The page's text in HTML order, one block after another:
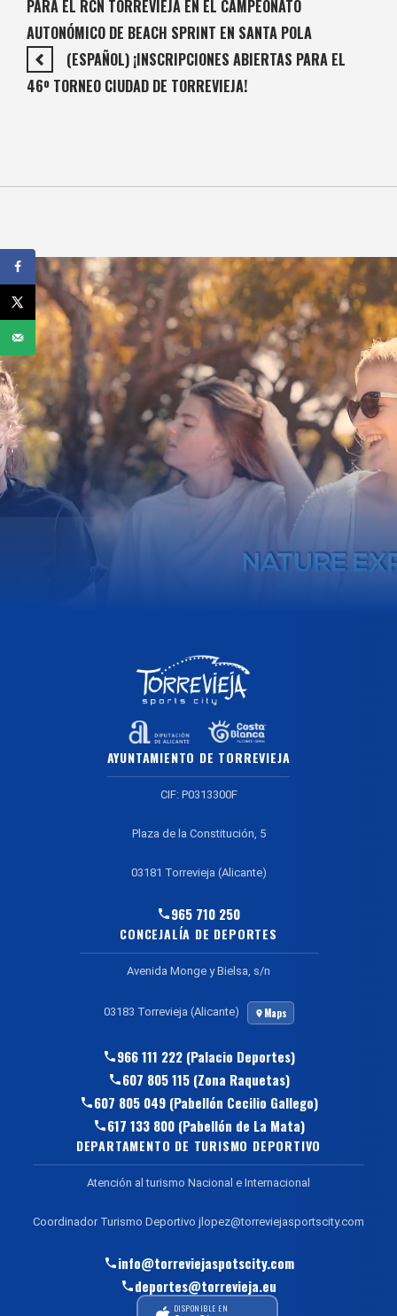
PARA EL RCN TORREVIEJA EN EL CAMPEONATO
AUTONÓMICO DE BEACH SPRINT EN SANTA POLA
(ESPAÑOL) ¡INSCRIPCIONES ABIERTAS PARA EL
46º TORNEO CIUDAD DE TORREVIEJA!
AYUNTAMIENTO DE TORREVIEJA
CIF: P0313300F
Plaza de la Constitución, 5
03181 Torrevieja (Alicante)
965 710 250
CONCEJALÍA DE DEPORTES
Avenida Monge y Bielsa, s/n
03183 Torrevieja (Alicante) Maps
966 111 222 (Palacio Deportes)
607 805 115 (Zona Raquetas)
607 805 049 (Pabellón Cecilio Gallego)
617 133 800 (Pabellón de La Mata)
DEPARTAMENTO DE TURISMO DEPORTIVO
Atención al turismo Nacional e Internacional
Coordinador Turismo Deportivo jlopez@torreviejasportscity.com
info@torreviejaspotscity.com
deportes@torrevieja.eu
DISPONIBLE EN